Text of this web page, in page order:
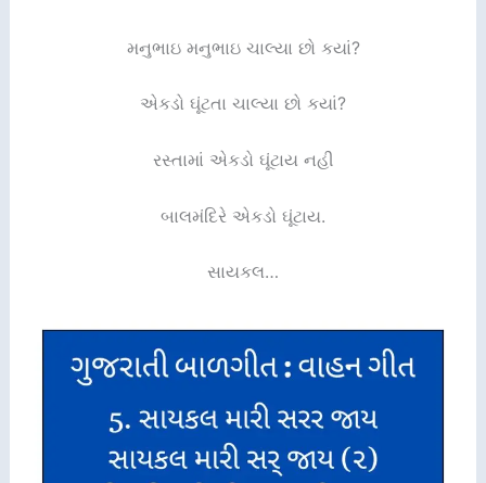
મનુભાઇ મનુભાઇ ચાલ્યા છો કયાં?
એકડો ઘૂંટતા ચાલ્યા છો કયાં?
રસ્તામાં એકડો ઘૂંટાય નહી
બાલમંદિરે એકડો ઘૂંટાય.
સાયકલ…